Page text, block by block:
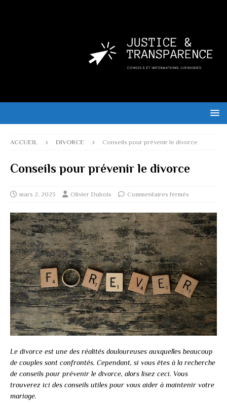
ACCUEIL DIVORCE Conseils pour prévenir le divorce
Conseils pour prévenir le divorce
mars 2, 2023 Olivier Dubois Commentaires fermés
Le divorce est une des réalités douloureuses auxquelles beaucoup
de couples sont confrontés. Cependant, si vous êtes à la recherche
de conseils pour prévenir le divorce, alors lisez ceci. Vous
trouverez ici des conseils utiles pour vous aider à maintenir votre
mariage.